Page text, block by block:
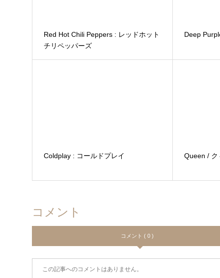
Red Hot Chili Peppers : レッドホット
チリペッパーズ
Deep
Coldplay : コールドプレイ Queen / ク
コメント
コメント ( 0 )
この記事へのコメントはありません。